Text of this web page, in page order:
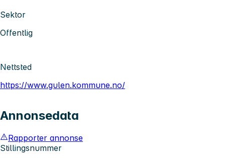
Sektor
Offentlig
Nettsted
https://www.gulen.kommune.no/
Annonsedata
Rapporter annonse
Stillingsnummer